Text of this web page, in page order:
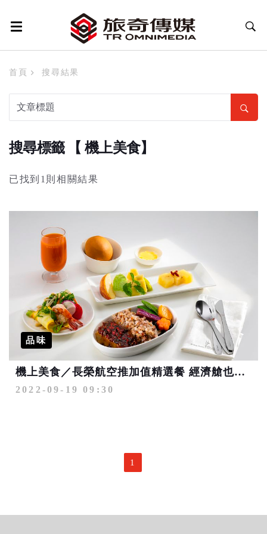
首頁 搜尋結果
搜尋標籤 【 機上美食】
已找到1則相關結果
品味
機上美食／長榮航空推加值精選餐 經濟艙也能享名廚美饌
2022-09-19 09:30
1